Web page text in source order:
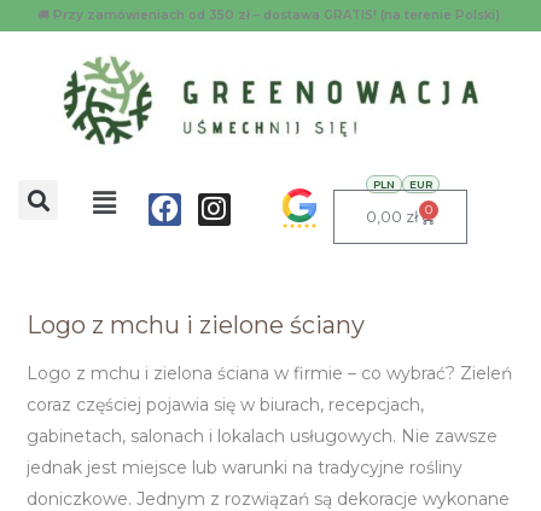
Przejdź
🚚 Przy zamówieniach od 350 zł – dostawa GRATIS! (na terenie Polski)
MenuFacebook
Instagram
PLN EUR
0,00 zł 0
Wózek
Logo z mchu i zielone ściany
Logo z mchu i zielona ściana w firmie – co wybrać? Zieleń
coraz częściej pojawia się w biurach, recepcjach,
gabinetach, salonach i lokalach usługowych. Nie zawsze
jednak jest miejsce lub warunki na tradycyjne rośliny
doniczkowe. Jednym z rozwiązań są dekoracje wykonane
Logo
mchu
zielone
ściany